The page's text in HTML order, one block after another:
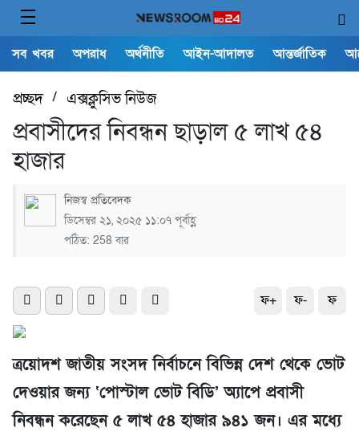
সব খবর অপরাধ অর্থনীতি আইন-আদালত আন্তর্জাতিক
প্রচ্ছদ/ এক্সক্লুসিভ নিউজ
প্রবাসীদের নিবন্ধন ছাড়াল ৫ লাখ ৫৪
হাজার
নিজস্ব প্রতিবেদক
ডিসেম্বর ২১, ২০২৫ ১১:০৭ পূর্বাহ্ণ
পঠিত: 258 বার
ফ+ ফ- ফ
ত্রয়োদশ জাতীয় সংসদ নির্বাচনে বিভিন্ন দেশ থেকে ভোট
দেওয়ার জন্য ‘পোস্টাল ভোট বিডি’ অ্যাপে প্রবাসী
নিবন্ধন করেছেন ৫ লাখ ৫৪ হাজার ৯৪১ জন। এর মধ্যে